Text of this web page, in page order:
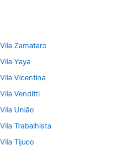
Zamataro
Yaya
Vicentina
Venditti
União
Trabalhista
Tijuco